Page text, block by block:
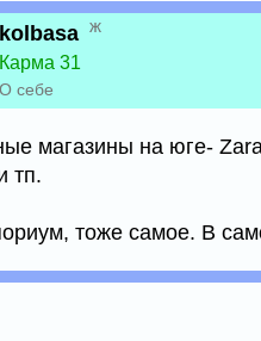
kolbasa ж
Карма 31
О себе
магазины на юге-
тп.
тоже самое. В